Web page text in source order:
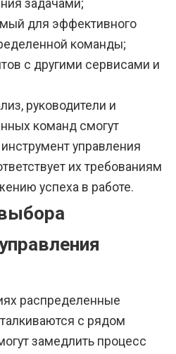
задачами;
для эффективного
команды;
с другими сервисами и
руководители и
команд смогут
управления
их требованиям
успеха в работе.
распределенные
с рядом
замедлить процесс